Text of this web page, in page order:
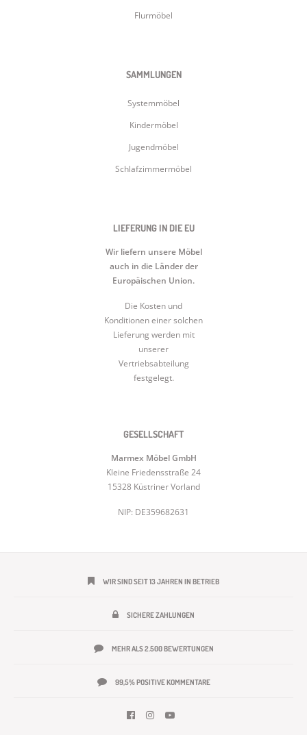
Flurmöbel
SAMMLUNGEN
Systemmöbel
Kindermöbel
Jugendmöbel
Schlafzimmermöbel
LIEFERUNG IN DIE EU
Wir liefern unsere Möbel
auch in die Länder der
Europäischen Union.
Die Kosten und
Konditionen einer solchen
Lieferung werden mit
unserer
Vertriebsabteilung
festgelegt.
GESELLSCHAFT
Marmex Möbel GmbH
Kleine Friedensstraße 24
15328 Küstriner Vorland
NIP: DE359682631
WIR SIND SEIT 13 JAHREN IN BETRIEB
SICHERE ZAHLUNGEN
MEHR ALS 2.500 BEWERTUNGEN
99,5% POSITIVE KOMMENTARE